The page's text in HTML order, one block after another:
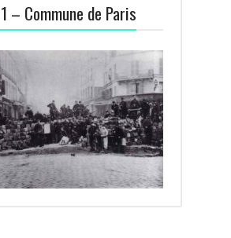
– Commune de Paris